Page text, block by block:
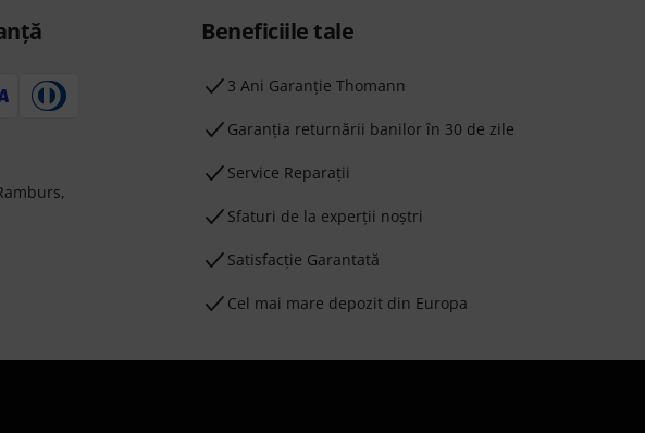
Beneficiile tale
3 Ani Garanție Thomann
Garanţia returnării banilor în 30 de zile
Service Reparații
Sfaturi de la experții noștri
Satisfacție Garantată
Cel mai mare depozit din Europa